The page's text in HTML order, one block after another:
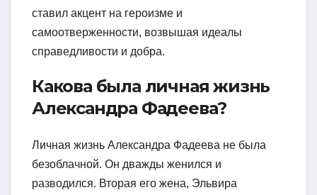
ставил акцент на героизме и
самоотверженности, возвышая идеалы
справедливости и добра.
Какова была личная жизнь
Александра Фадеева?
Личная жизнь Александра Фадеева не была
безоблачной. Он дважды женился и
разводился. Вторая его жена, Эльвира